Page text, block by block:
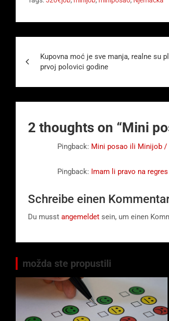
Kupovna moć je sve manja, realne su
prvoj polovici godine
2 thoughts on “Mini
Pingback: Mini posao ili Minijob /
Pingback: Imam li pravo na
Schreibe einen
Du musst angemeldet sein, um einen
možda ste propustili